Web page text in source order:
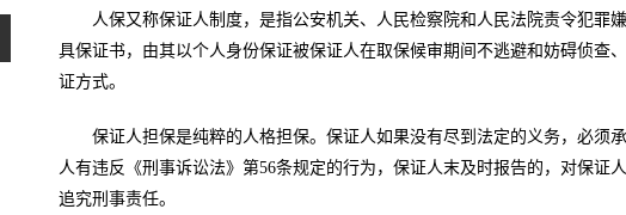
人保又称保证人制度，是指公安机关、人民检察院和人民法院责令犯罪
具保证书，由其以个人身份保证被保证人在取保候审期间不逃避和妨碍侦查
证方式。
保证人担保是纯粹的人格担保。保证人如果没有尽到法定的义务，必须
人有违反《刑事诉讼法》第56条规定的行为，保证人末及时报告的，对保证
追究刑事责任。